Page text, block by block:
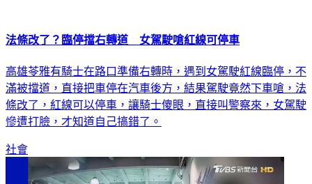
法條改了？臨停擋右轉道 女駕駛嗆紅線可停車
高雄苓雅有騎士在路口準備右轉時，遇到女駕駛紅線臨停，不
滿被擋道，直接把車停在汽車後方，結果駕駛竟然下車嗆，法
條改了，紅線可以停車，讓騎士傻眼，直接叫警察來，女駕駛
慘遭打臉，才知道自己搞錯了。
社會